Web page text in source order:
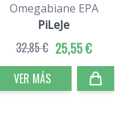
Omegabiane EPA
PiLeJe
25,55 €
32,85 €
VER MÁS